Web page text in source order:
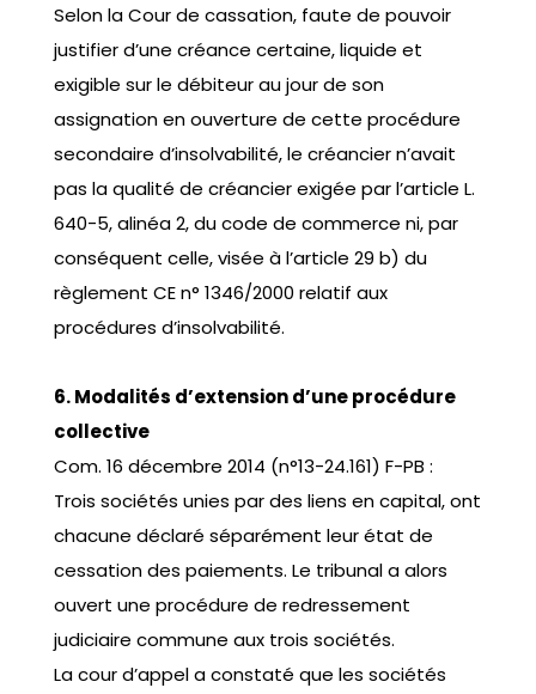
Selon la Cour de cassation, faute de pouvoir
justifier d’une créance certaine, liquide et
exigible sur le débiteur au jour de son
assignation en ouverture de cette procédure
secondaire d’insolvabilité, le créancier n’avait
pas la qualité de créancier exigée par l’article L.
640-5, alinéa 2, du code de commerce ni, par
conséquent celle, visée à l’article 29 b) du
règlement CE n° 1346/2000 relatif aux
procédures d’insolvabilité.
6. Modalités d’extension d’une procédure
collective
Com. 16 décembre 2014 (n°13-24.161) F-PB :
Trois sociétés unies par des liens en capital, ont
chacune déclaré séparément leur état de
cessation des paiements. Le tribunal a alors
ouvert une procédure de redressement
judiciaire commune aux trois sociétés.
La cour d’appel a constaté que les sociétés